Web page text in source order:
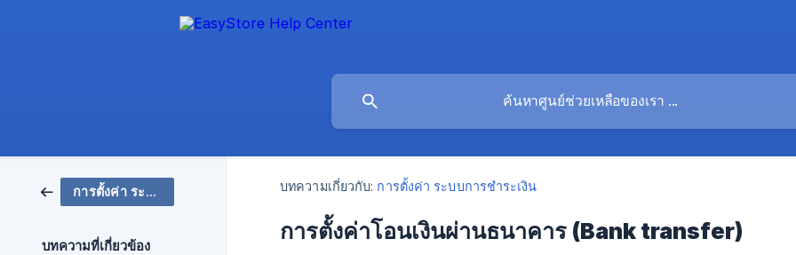
การตั้งค่า ระบบการชำระเงิน
บทความที่เกี่ยวข้อง
บทความเกี่ยวกับ: การตั้งค่า ระบบการชำระเงิน
การตั้งค่าโอนเงินผ่านธนาคาร (Bank transfer)